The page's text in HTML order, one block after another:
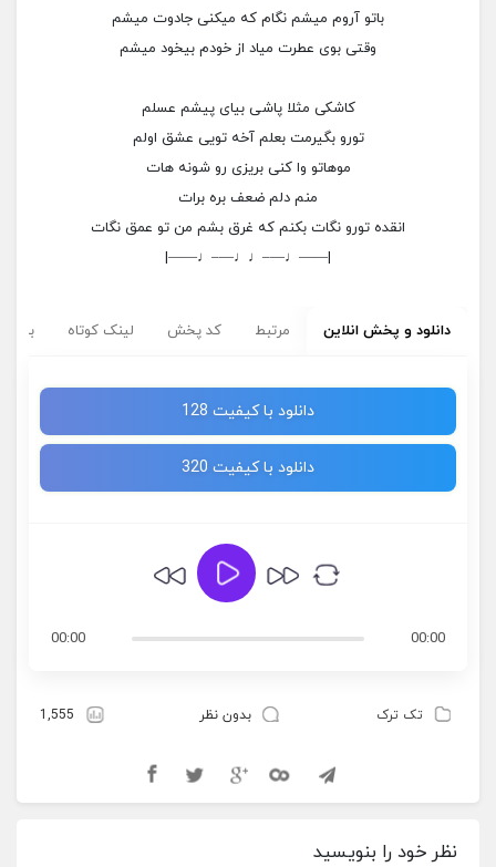
باتو آروم میشم نگام که میکنی جادوت میشم
وقتی بوی عطرت میاد از خودم بیخود میشم
کاشکی مثلا پاشی بیای پیشم عسلم
تورو بگیرمت بعلم آخه تویی عشق اولم
موهاتو وا کنی بریزی رو شونه هات
منم دلم ضعف بره برات
انقده تورو نگات بکنم که غرق بشم من تو عمق نگات
|——♩—–♩♩—–♩——|
دانلود و پخش انلاین مرتبط کد پخش لینک کوتاه
دانلود با کیفیت 128
دانلود با کیفیت 320
00:00
00:00
تک ترک بدون نظر 1,555
نظر خود را بنویسید